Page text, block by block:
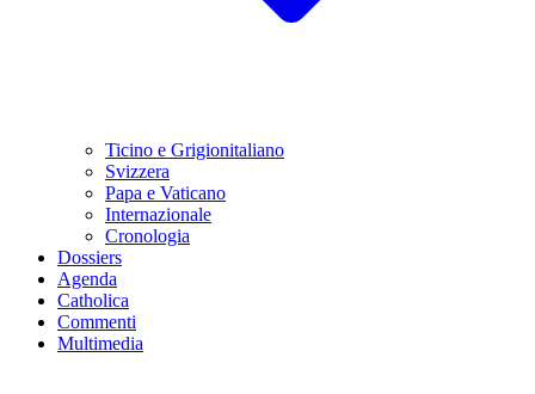
Ticino e Grigionitaliano
Svizzera
Papa e Vaticano
Internazionale
Cronologia
Dossiers
Agenda
Catholica
Commenti
Multimedia